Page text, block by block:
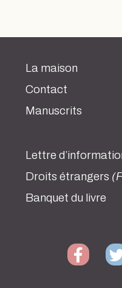
La maison
Contact
Manuscrits
Lettre
Droits étrangers
Banquet du livre